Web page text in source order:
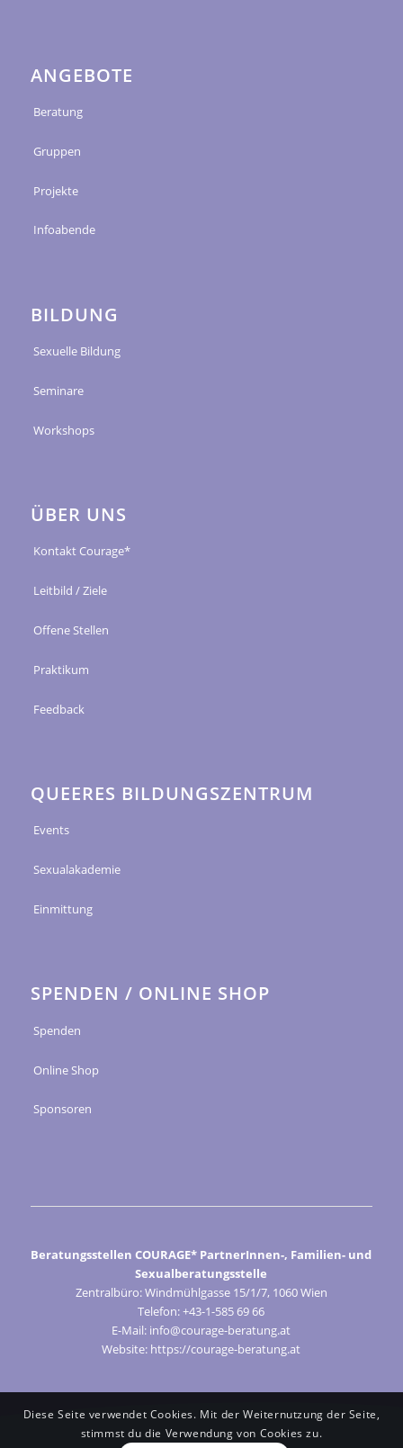
ANGEBOTE
Beratung
Gruppen
Projekte
Infoabende
BILDUNG
Sexuelle Bildung
Seminare
Workshops
ÜBER UNS
Kontakt Courage*
Leitbild / Ziele
Offene Stellen
Praktikum
Feedback
QUEERES BILDUNGSZENTRUM
Events
Sexualakademie
Einmittung
SPENDEN / ONLINE SHOP
Spenden
Online Shop
Sponsoren
Beratungsstellen COURAGE* PartnerInnen-, Familien- und
Sexualberatungsstelle
Zentralbüro: Windmühlgasse 15/1/7, 1060 Wien
Telefon: +43-1-585 69 66
E-Mail: info@courage-beratung.at
Website: https://courage-beratung.at
Diese Seite verwendet Cookies. Mit der Weiternutzung der Seite,
stimmst du die Verwendung von Cookies zu.